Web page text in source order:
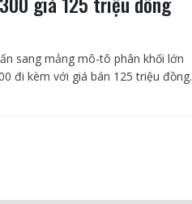
sang mảng mô-tô phân khối lớn
đi kèm với giá bán 125 triệu đồng.